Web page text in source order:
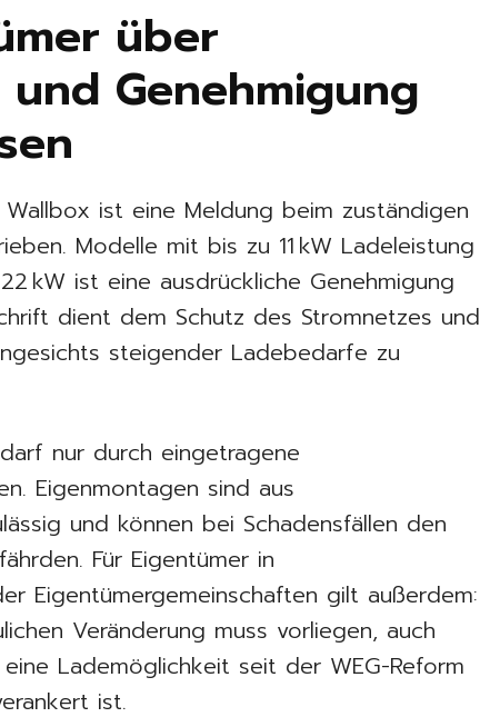
über
Genehmigung
ist eine Meldung beim zuständigen
Modelle mit bis zu 11 kW Ladeleistung
kW ist eine ausdrückliche Genehmigung
dient dem Schutz des Stromnetzes und
steigender Ladebedarfe zu
nur durch eingetragene
Eigenmontagen sind aus
und können bei Schadensfällen den
Für Eigentümer in
Eigentümergemeinschaften gilt außerdem:
Veränderung muss vorliegen, auch
Lademöglichkeit seit der WEG-Reform
ist.